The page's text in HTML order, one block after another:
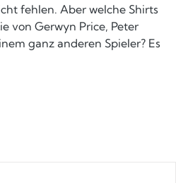
fehlen. Aber welche Shirts
von Gerwyn Price, Peter
ganz anderen Spieler? Es